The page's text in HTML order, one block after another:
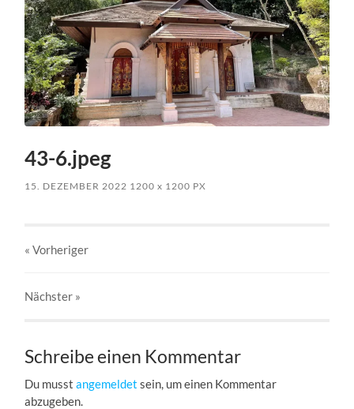
43-6.jpeg
15. DEZEMBER 2022 1200x 1200 PX
« Vorheriger
Nächster »
Schreibe einen Kommentar
Du musstangemeldet sein, um einen Kommentar
abzugeben.